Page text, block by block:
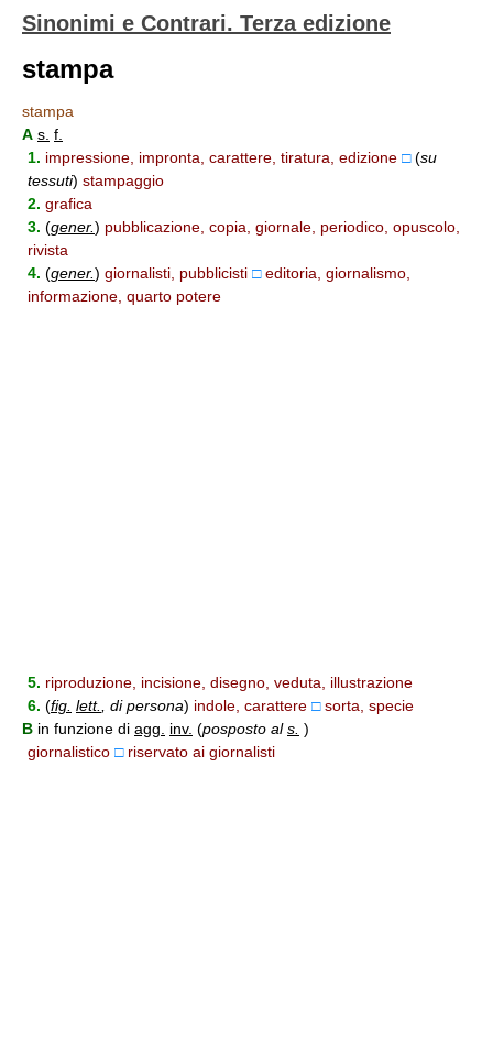
Sinonimi e Contrari. Terza edizione
stampa
stampa
A s. f.
1. impressione, impronta, carattere, tiratura, edizione □ (su
tessuti) stampaggio
2. grafica
3. (gener.) pubblicazione, copia, giornale, periodico, opuscolo,
rivista
4. (gener.) giornalisti, pubblicisti □ editoria, giornalismo,
informazione, quarto potere
5. riproduzione, incisione, disegno, veduta, illustrazione
6. (fig. lett. , di persona) indole, carattere □ sorta, specie
B in funzione di agg. inv. (posposto als. )
giornalistico □ riservato ai giornalisti